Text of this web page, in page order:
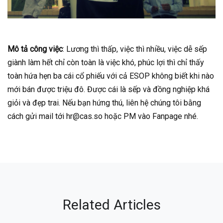
Mô tả công việc: Lương thì thấp, việc thì nhiều, việc dễ sếp
giành làm hết chỉ còn toàn là việc khó, phúc lợi thì chỉ thấy
toàn hứa hẹn ba cái cổ phiếu với cả ESOP không biết khi nào
mới bán được triệu đô. Được cái là sếp và đồng nghiệp khá
giỏi và đẹp trai. Nếu bạn hứng thú, liên hệ chúng tôi bằng
cách gửi mail tới hr@cas.so hoặc PM vào Fanpage nhé.
Related Articles